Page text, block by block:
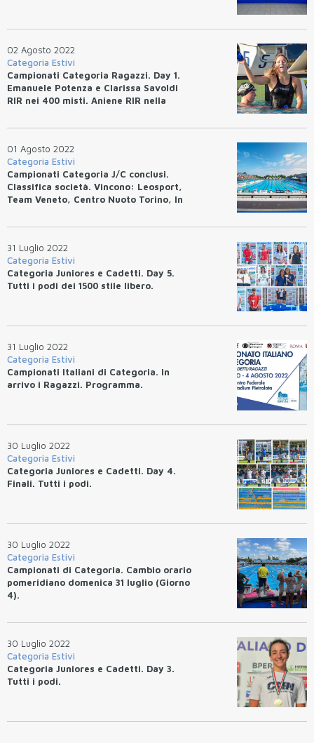
02 Agosto 2022
Categoria Estivi
Campionati Categoria Ragazzi. Day 1.
Emanuele Potenza e Clarissa Savoldi
RIR nei 400 misti. Aniene RIR nella
01 Agosto 2022
Categoria Estivi
Campionati Categoria J/C conclusi.
Classifica società. Vincono: Leosport,
Team Veneto, Centro Nuoto Torino, In
31 Luglio 2022
Categoria Estivi
Categoria Juniores e Cadetti. Day 5.
Tutti i podi dei 1500 stile libero.
31 Luglio 2022
Categoria Estivi
Campionati Italiani di Categoria. In
arrivo i Ragazzi. Programma.
30 Luglio 2022
Categoria Estivi
Categoria Juniores e Cadetti. Day 4.
Finali. Tutti i podi.
30 Luglio 2022
Categoria Estivi
Campionati di Categoria. Cambio orario
pomeridiano domenica 31 luglio (Giorno
4).
30 Luglio 2022
Categoria Estivi
Categoria Juniores e Cadetti. Day 3.
Tutti i podi.